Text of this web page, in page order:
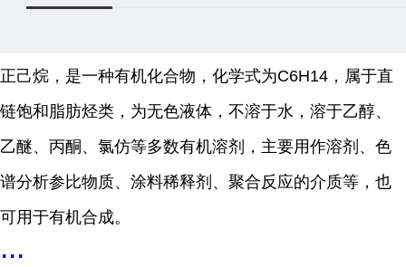
正己烷，是一种有机化合物，化学式为C6H14，属于直
链饱和脂肪烃类，为无色液体，不溶于水，溶于乙醇、
乙醚、丙酮、氯仿等多数有机溶剂，主要用作溶剂、色
谱分析参比物质、涂料稀释剂、聚合反应的介质等，也
可用于有机合成。
...